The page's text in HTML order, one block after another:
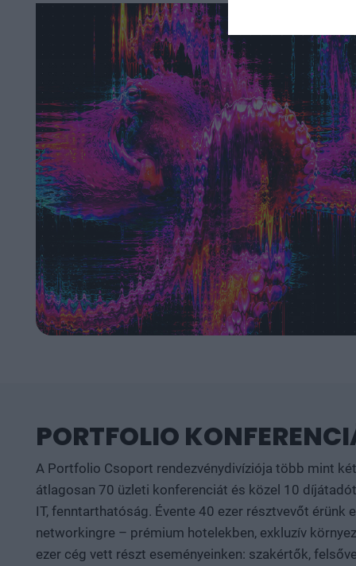
PORTFOLIO
A Portfolio Csoport rendezvénydivíziója több mint
átlagosan 70 üzleti konferenciát és közel 10
IT, fenntarthatóság. Évente 40 ezer résztvevőt
networkingre – prémium hotelekben, exkluzív
ezer cég vett részt eseményeinken: szakértők,